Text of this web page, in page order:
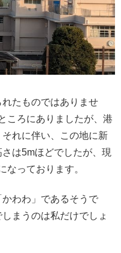
たものではありませ
ころにありましたが、港
れに伴い、この地に新
は5mほどでしたが、現
なっております。
わわ」であるそうで
まうのは私だけでしょ